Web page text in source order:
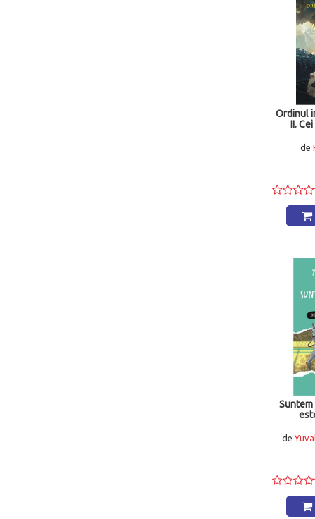
Ordinul
II.
de
Suntem
de